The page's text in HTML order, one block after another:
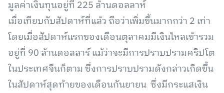
มูลค่าเงินทุนอยู่ที่ 225 ล้านดอลลาห์
เมื่อเทียบกับสัปดาห์ที่แล้ว ถือว่าเพิ่มขึ้นมากกว่า 2 เท่า
โดยเมื่อสัปดาห์แรกของเดือนตุลาคมมีเงินไหลเข้ารวม
อยู่ที่ 90 ล้านดอลลาร์ แม้ว่าจะมีการปราบปรามคริปโต
ในประเทศจีนก็ตาม ซึ่งการปราบปรามดังกล่าวเกิดขึ้น
ในสัปดาห์สุดท้ายของเดือนกันยายน ซึ่งมีกระแสเงิน